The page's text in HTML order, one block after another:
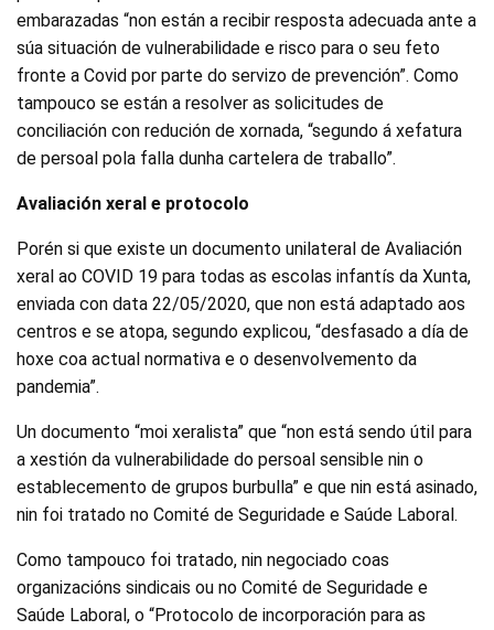
embarazadas “non están a recibir resposta adecuada ante a
súa situación de vulnerabilidade e risco para o seu feto
fronte a Covid por parte do servizo de prevención”. Como
tampouco se están a resolver as solicitudes de
conciliación con redución de xornada, “segundo á xefatura
de persoal pola falla dunha cartelera de traballo”.
Avaliación xeral e protocolo
Porén si que existe un documento unilateral de Avaliación
xeral ao COVID 19 para todas as escolas infantís da Xunta,
enviada con data 22/05/2020, que non está adaptado aos
centros e se atopa, segundo explicou, “desfasado a día de
hoxe coa actual normativa e o desenvolvemento da
pandemia”.
Un documento “moi xeralista” que “non está sendo útil para
a xestión da vulnerabilidade do persoal sensible nin o
establecemento de grupos burbulla” e que nin está asinado,
nin foi tratado no Comité de Seguridade e Saúde Laboral.
Como tampouco foi tratado, nin negociado coas
organizacións sindicais ou no Comité de Seguridade e
Saúde Laboral, o “Protocolo de incorporación para as